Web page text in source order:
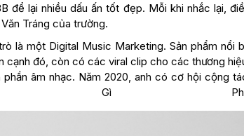
để lại nhiều dấu ấn tốt đẹp. Mỗi khi nhắc lại,
Tráng của trường.
là một Digital Music Marketing. Sản phẩm nổi
cạnh đó, còn có các viral clip cho các thương
âm nhạc. Năm 2020, anh có cơ hội cộng
Gì